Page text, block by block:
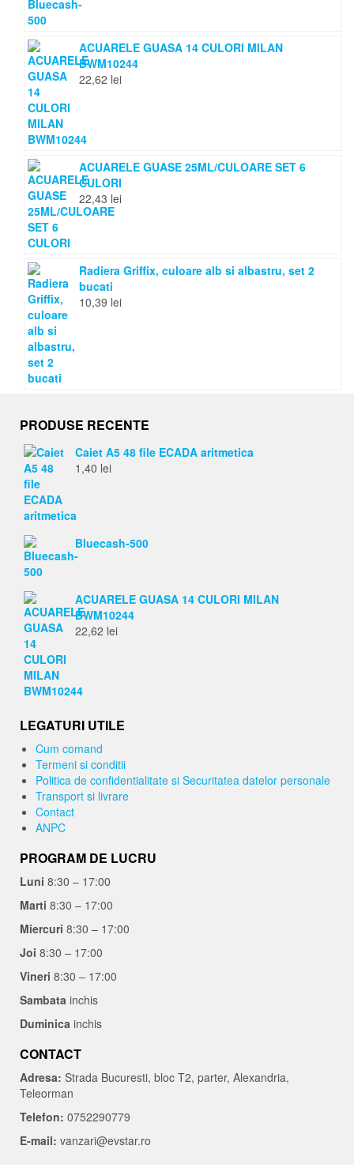
ACUARELE GUASA 14 CULORI MILAN
BWM10244
22,62 lei
ACUARELE GUASE 25ML/CULOARE SET 6
CULORI
22,43 lei
Radiera Griffix, culoare alb si albastru, set 2
bucati
10,39 lei
PRODUSE RECENTE
Caiet A5 48 file ECADA aritmetica
1,40 lei
Bluecash-500
ACUARELE GUASA 14 CULORI MILAN
BWM10244
22,62 lei
LEGATURI UTILE
Cum comand
Termeni si conditii
Politica de confidentialitate si Securitatea datelor personale
Transport si livrare
Contact
ANPC
PROGRAM DE LUCRU
Luni 8:30 – 17:00
Marti 8:30 – 17:00
Miercuri 8:30 – 17:00
Joi 8:30 – 17:00
Vineri 8:30 – 17:00
Sambata inchis
Duminica inchis
CONTACT
Adresa: Strada Bucuresti, bloc T2, parter, Alexandria,
Teleorman
Telefon: 0752290779
E-mail: vanzari@evstar.ro